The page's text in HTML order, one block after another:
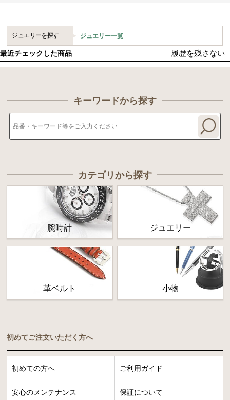
ジュエリーを探す ジュエリー一覧
最近チェックした商品 履歴を残さない
キーワードから探す
カテゴリから探す
腕時計 ジュエリー
革ベルト 小物
初めてご注文いただく方へ
初めての方へ ご利用ガイド
安心のメンテナンス 保証について